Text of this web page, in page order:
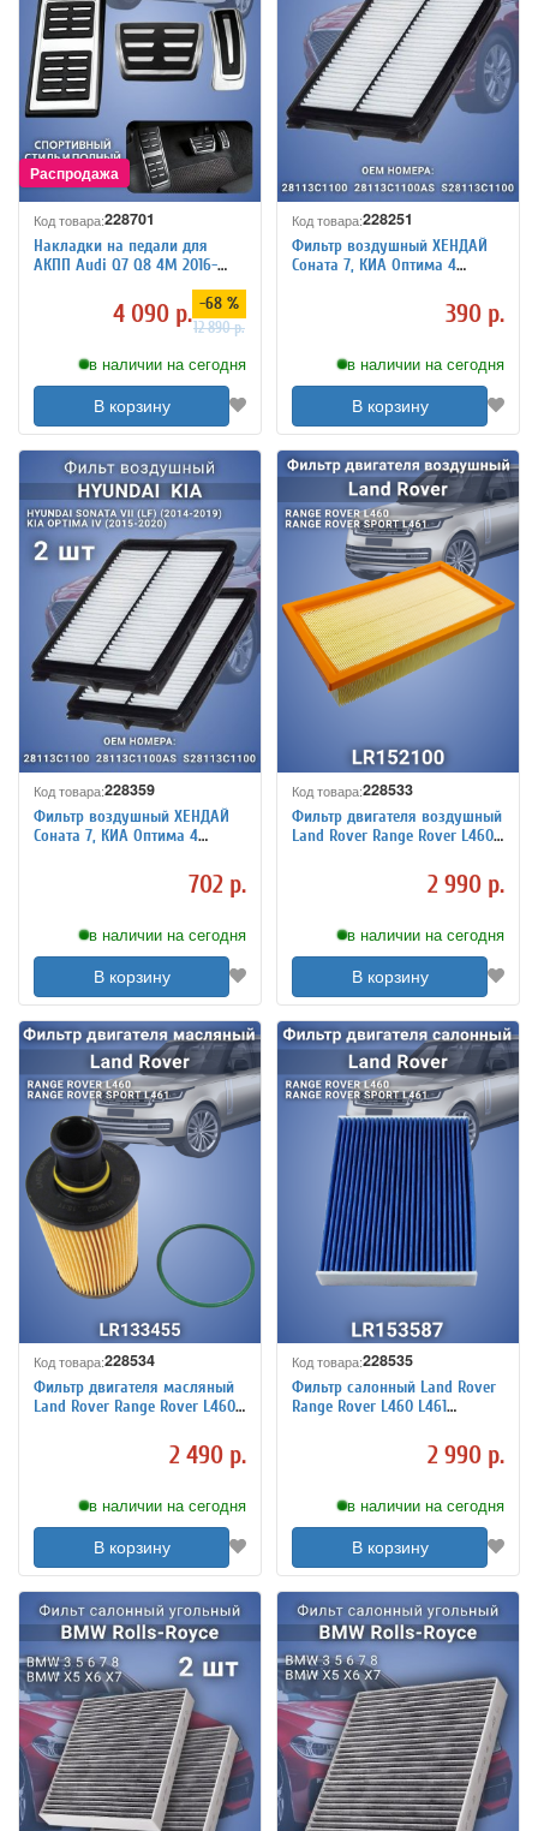
Код товара:228701
Накладки на педали для
АКПП Audi Q7 Q8 4M 2016-
4 090 р. -68 %
12 890 р.
в наличии на сегодня
В корзину
Код товара:228251
Фильтр воздушный ХЕНДАЙ
Соната 7, КИА Оптима 4
S28113C1100, HYUNDAI Sonata
390 р.
в наличии на сегодня
В корзину
Код товара:228359
Фильтр воздушный ХЕНДАЙ
Соната 7, КИА Оптима 4
HYUNDAI Sonata KIA Optima 2
702 р.
в наличии на сегодня
В корзину
Код товара:228533
Фильтр двигателя воздушный
Land Rover Range Rover L460
2 990 р.
в наличии на сегодня
В корзину
Код товара:228534
Фильтр двигателя масляный
Land Rover Range Rover L460
2 490 р.
в наличии на сегодня
В корзину
Код товара:228535
Фильтр салонный Land Rover
Range Rover L460 L461
2 990 р.
в наличии на сегодня
В корзину